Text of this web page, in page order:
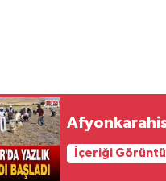
İçeriği